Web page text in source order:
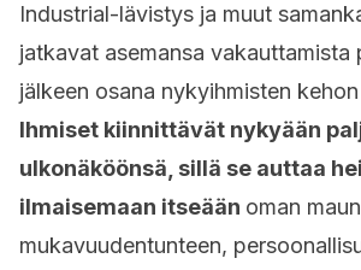
Industrial-lävistys ja muut
jatkavat asemansa vakauttamista
jälkeen osana nykyihmisten
Ihmiset kiinnittävät nykyään
ulkonäköönsä, sillä se auttaa
ilmaisemaan itseään oman
mukavuudentunteen,